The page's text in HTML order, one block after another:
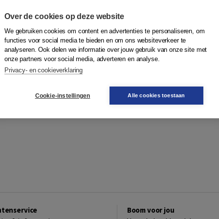
Boom voor jou
Over de cookies op deze website
We gebruiken cookies om content en advertenties te personaliseren, om
functies voor social media te bieden en om ons websiteverkeer te
analyseren. Ook delen we informatie over jouw gebruik van onze site met
onze partners voor social media, adverteren en analyse.
Privacy- en cookieverklaring
Cookie-instellingen Alle cookies toestaan